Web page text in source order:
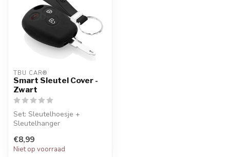
TBU CAR®
Smart Sleutel Cover -
Zwart
Set: Sleutelhoesje +
Sleutelhanger
€8,99
Niet op voorraad